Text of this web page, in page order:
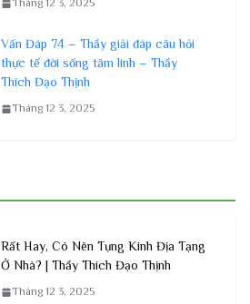
Tháng 12 3, 2025
Vấn Đáp 74 – Thầy giải đáp câu hỏi
thực tế đời sống tâm linh – Thầy
Thích Đạo Thịnh
Tháng 12 3, 2025
Rất Hay, Có Nên Tụng Kinh Địa Tạng
Ở Nhà? | Thầy Thích Đạo Thịnh
Tháng 12 3, 2025